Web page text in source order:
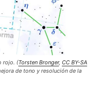
rojo. (Torsten Bronger, CC BY-SA
de tono y resolución de la